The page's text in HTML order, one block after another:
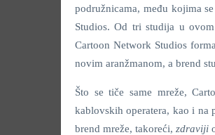
podružnicama, među kojima
Studios. Od tri studija u
Cartoon Network Studios
novim aranžmanom, a brend
Što se tiče same mreže,
kablovskih operatera, kao i
brend mreže, takoreći, zdraviji